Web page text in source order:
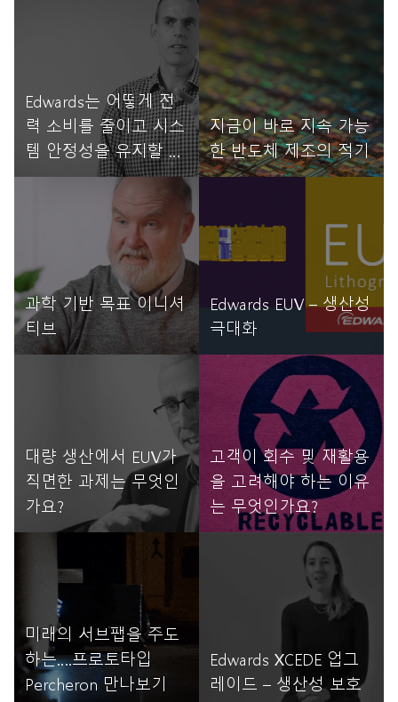
Edwards는 어떻게 전
력 소비를 줄이고 시스
템 안정성을 유지할 수
있나요?
지금이 바로 지속 가능
한 반도체 제조의 적기
과학 기반 목표 이니셔
티브
Edwards EUV – 생산성
극대화
자세히 읽기
대량 생산에서 EUV가
직면한 과제는 무엇인
가요?
고객이 회수 및 재활용
을 고려해야 하는 이유
는 무엇인가요?
미래의 서브팹을 주도
하는….프로토타입
Percheron 만나보기
Edwards XCEDE 업그
레이드 – 생산성 보호